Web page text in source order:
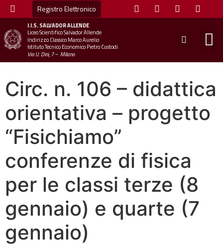
Registro Elettronico
I.I.S.SALVADOR ALLENDE
Liceo Scientifico Salvador Allende
Indirizzo Classico Marco Aurelio
Istituto Tecnico Economico Pietro Custodi
Via U. Dini, 7 – Milano
Circ. n. 106 – didattica
orientativa – progetto
“Fisichiamo”
conferenze di fisica
per le classi terze (8
gennaio) e quarte (7
gennaio)